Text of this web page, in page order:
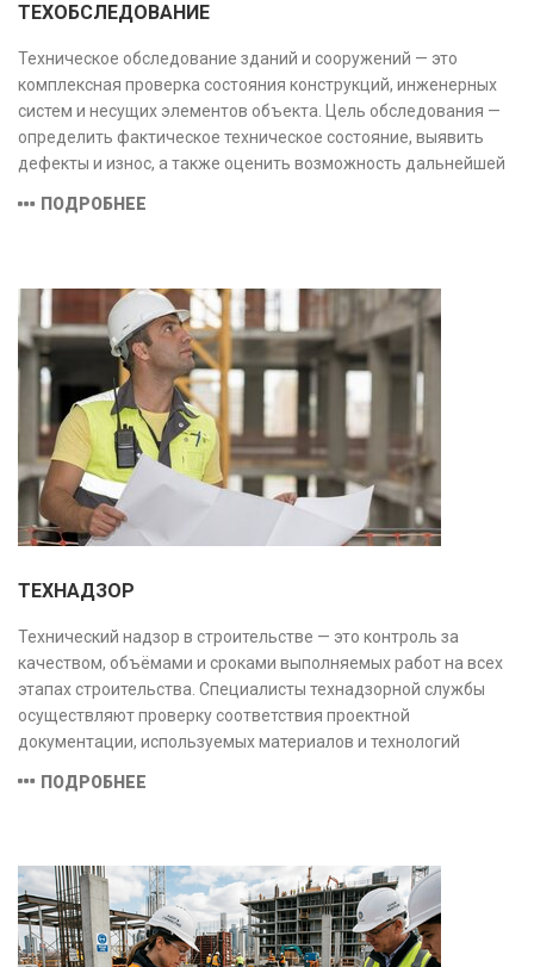
ТЕХОБСЛЕДОВАНИЕ
Техническое обследование зданий и сооружений — это
комплексная проверка состояния конструкций, инженерных
систем и несущих элементов объекта. Цель обследования —
определить фактическое техническое состояние, выявить
дефекты и износ, а также оценить возможность дальнейшей
ПОДРОБНЕЕ
ТЕХНАДЗОР
Технический надзор в строительстве — это контроль за
качеством, объёмами и сроками выполняемых работ на всех
этапах строительства. Специалисты технадзорной службы
осуществляют проверку соответствия проектной
документации, используемых материалов и технологий
безопасность и надёжность объекта.
ПОДРОБНЕЕ